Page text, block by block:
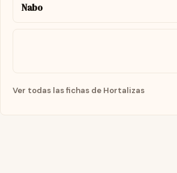
Nabo
Ver todas las fichas de Hortalizas